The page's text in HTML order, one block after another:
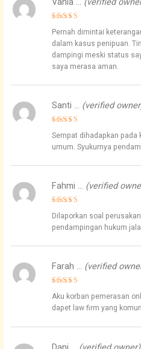
out of 5
Pernah dimintai
dalam kasus penipuan.
dampingi meski status
saya merasa aman.
out of 5
Santi … (verified
Sempat dihadapkan
umum. Syukurnya
Rated
out of 5
Fahmi … (verified
Dilaporkan soal
pendampingan hukum
Rated4
out of 5
Farah … (verified
Aku korban pemerasan
dapet law firm yang